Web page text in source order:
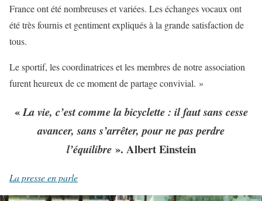
France ont été nombreuses et variées. Les échanges vocaux ont
été très fournis et gentiment expliqués à la grande satisfaction de
tous.
Le sportif, les coordinatrices et les membres de notre association
furent heureux de ce moment de partage convivial. »
«La vie, c’est comme la bicyclette : il faut sans cesse
avancer, sans s’arrêter, pour ne pas perdre
l’équilibre». Albert Einstein
La presse en parle